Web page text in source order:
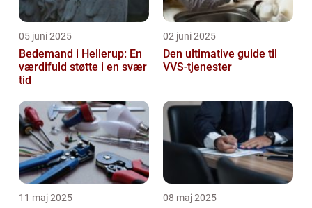
05 juni 2025
Bedemand i Hellerup: En
værdifuld støtte i en svær
tid
02 juni 2025
Den ultimative guide til
VVS-tjenester
11 maj 2025 08 maj 2025